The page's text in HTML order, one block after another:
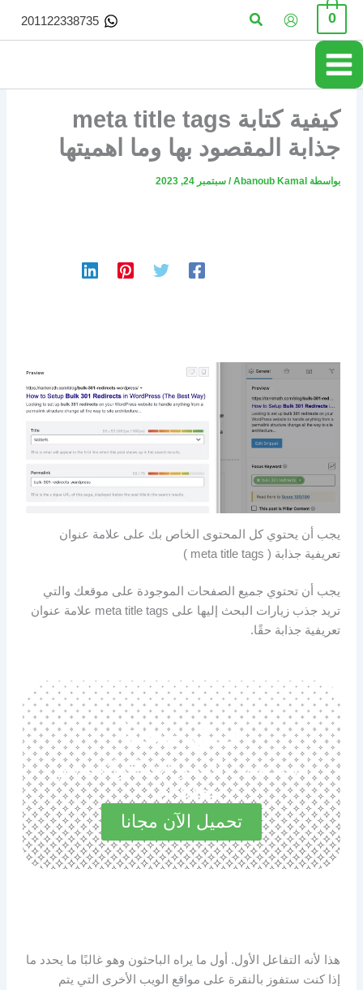
تخطي
المحتوى
0 البحث 201122338735
كيفية كتابة meta title tags
جذابة المقصود بها وما اهميتها
بواسطة Abanoub Kamal
/ سبتمبر 24, 2023
يجب أن يحتوي كل المحتوى الخاص بك على علامة عنوان
تعريفية جذابة ( meta title tags )
يجب أن تحتوي جميع الصفحات الموجودة على موقعك والتي
تريد جذب زيارات البحث إليها على meta title tags علامة عنوان
تعريفية جذابة حقًا.
حمل مجانا
استكشف المميزات الرائعة في
مجاناً الآن
تحميل الآن مجانا
هذا لأنه التفاعل الأول. أول ما يراه الباحثون وهو غالبًا ما يحدد ما
إذا كنت ستفوز بالنقرة على مواقع الويب الأخرى التي يتم